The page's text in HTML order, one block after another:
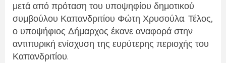
μετά από πρόταση του υποψηφίου δημοτικού
συμβούλου Καπανδριτίου Φώτη Χρυσούλα. Τέλος,
ο υποψήφιος Δήμαρχος έκανε αναφορά στην
αντιπυρική ενίσχυση της ευρύτερης περιοχής του
Καπανδριτίου.